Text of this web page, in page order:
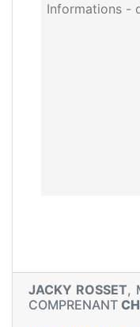
JACKY ROSSET,
COMPRENANT